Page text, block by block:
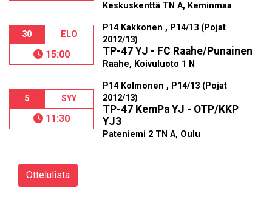
Keskuskenttä TN A, Keminmaa
30 ELO
15:00
P14 Kakkonen , P14/13 (Pojat
2012/13)
TP-47 YJ - FC Raahe/Punainen
Raahe, Koivuluoto 1 N
5 SYY
11:30
P14 Kolmonen , P14/13 (Pojat
2012/13)
TP-47 KemPa YJ - OTP/KKP
YJ3
Pateniemi 2 TN A, Oulu
Ottelulista